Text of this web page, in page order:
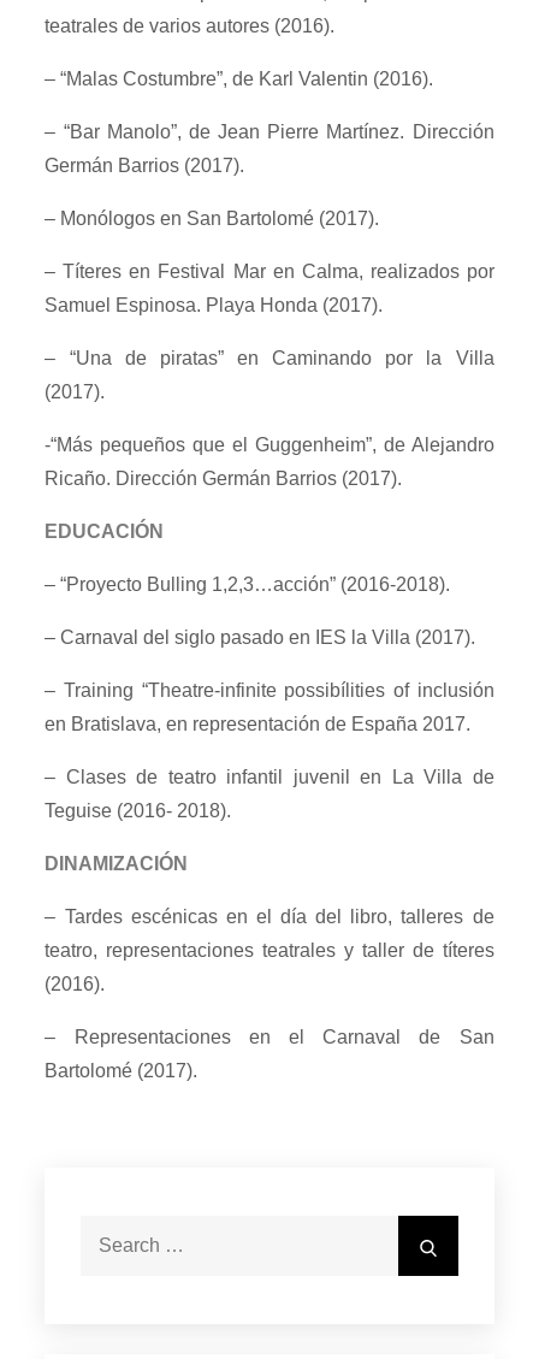
teatrales de varios autores (2016).
– “Malas Costumbre”, de Karl Valentin (2016).
– “Bar Manolo”, de Jean Pierre Martínez. Dirección
Germán Barrios (2017).
– Monólogos en San Bartolomé (2017).
– Títeres en Festival Mar en Calma, realizados por
Samuel Espinosa. Playa Honda (2017).
– “Una de piratas” en Caminando por la Villa
(2017).
-“Más pequeños que el Guggenheim”, de Alejandro
Ricaño. Dirección Germán Barrios (2017).
EDUCACIÓN
– “Proyecto Bulling 1,2,3…acción” (2016-2018).
– Carnaval del siglo pasado en IES la Villa (2017).
– Training “Theatre-infinite possibílities of inclusión
en Bratislava, en representación de España 2017.
– Clases de teatro infantil juvenil en La Villa de
Teguise (2016- 2018).
DINAMIZACIÓN
– Tardes escénicas en el día del libro, talleres de
teatro, representaciones teatrales y taller de títeres
(2016).
– Representaciones en el Carnaval de San
Bartolomé (2017).